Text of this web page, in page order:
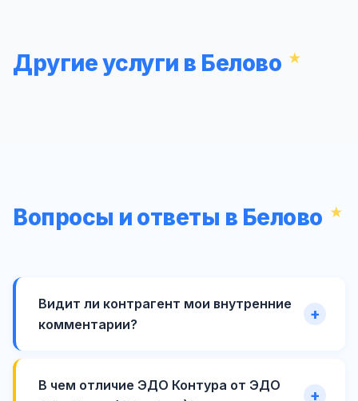
Другие услуги в Белово
Вопросы и ответы в Белово
Видит ли контрагент мои внутренние
комментарии?
В чем отличие ЭДО Контура от ЭДО